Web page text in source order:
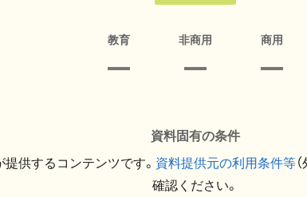
教育 非商用 商用
資料固有の条件
供するコンテンツです。 資料提供元の利用条件等
確認ください。